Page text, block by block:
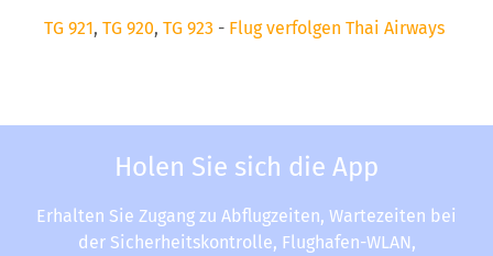
TG 921, TG 920, TG 923 - Flug verfolgen Thai Airways
Holen Sie sich die App
Erhalten Sie Zugang zu Abflugzeiten, Wartezeiten bei
der Sicherheitskontrolle, Flughafen-WLAN,